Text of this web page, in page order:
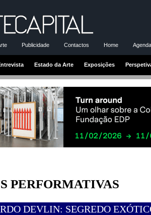
Publicidade Contactos Home
Estado da Arte Exposições
PERFORMATIVAS
DEVLIN: SEGREDO